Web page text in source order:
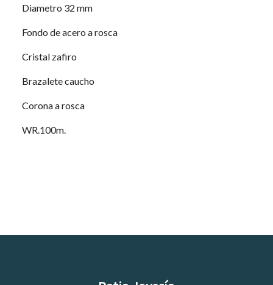
Diametro 32 mm
Fondo de acero a rosca
Cristal zafiro
Brazalete caucho
Corona a rosca
WR.100m.